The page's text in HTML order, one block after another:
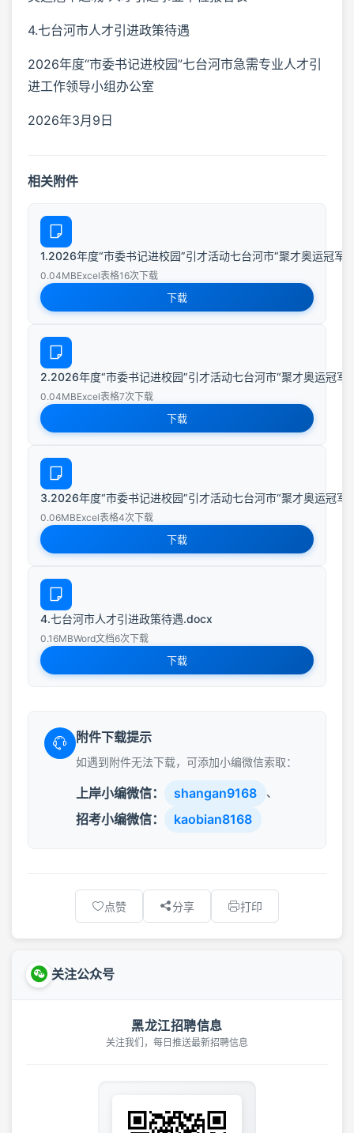
4.七台河市人才引进政策待遇
2026年度“市委书记进校园”七台河市急需专业人才引
进工作领导小组办公室
2026年3月9日
相关附件
1.2026年度“市委书记进校园”引才活动七台河市“聚才奥运冠军
0.04MBExcel表格16次下载
下载
2.2026年度“市委书记进校园”引才活动七台河市“聚才奥运冠
0.04MBExcel表格7次下载
下载
3.2026年度“市委书记进校园”引才活动七台河市“聚才奥运冠军
0.06MBExcel表格4次下载
下载
4.七台河市人才引进政策待遇.docx
0.16MBWord文档6次下载
下载
附件下载提示
如遇到附件无法下载，可添加小编微信索取：
上岸小编微信： shangan9168 、
招考小编微信： kaobian8168
点赞 分享 打印
关注公众号
黑龙江招聘信息
关注我们，每日推送最新招聘信息